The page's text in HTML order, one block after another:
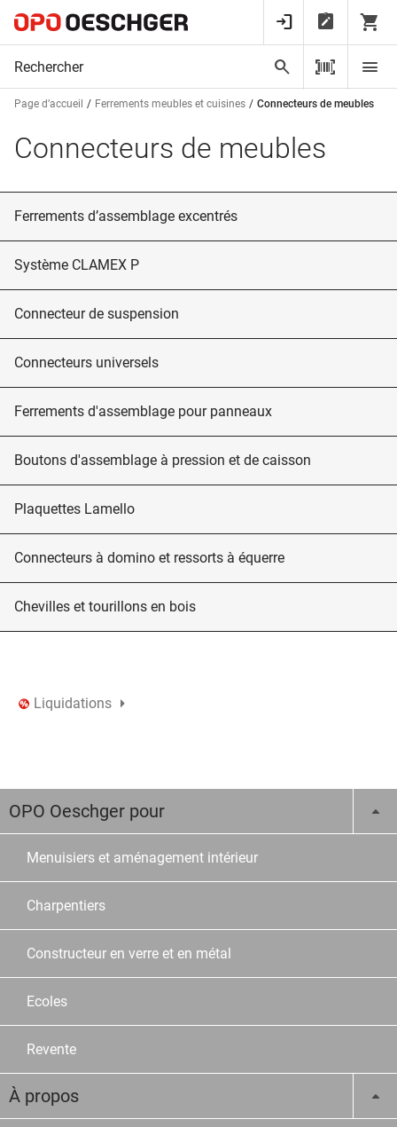
Page d’accueil Ferrements meubles et cuisines Connecteurs de meubles
Connecteurs de meubles
Ferrements d’assemblage excentrés
Système CLAMEX P
Connecteur de suspension
Connecteurs universels
Ferrements d'assemblage pour panneaux
Boutons d'assemblage à pression et de caisson
Plaquettes Lamello
Connecteurs à domino et ressorts à équerre
Chevilles et tourillons en bois
Liquidations
OPO Oeschger pour
Menuisiers et aménagement intérieur
Charpentiers
Constructeur en verre et en métal
Ecoles
Revente
À propos